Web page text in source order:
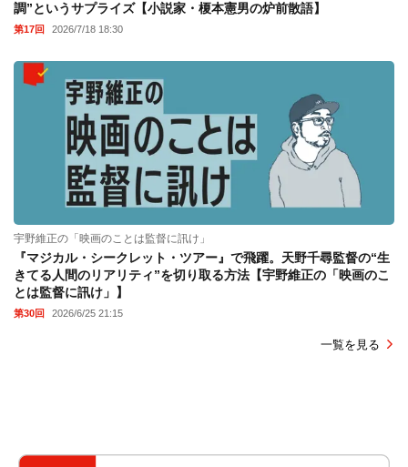
調”というサプライズ【小説家・榎本憲男の炉前散語】
第17回 2026/7/18 18:30
宇野維正の「映画のことは監督に訊け」
『マジカル・シークレット・ツアー』で飛躍。天野千尋監督の“生
きてる人間のリアリティ”を切り取る方法【宇野維正の「映画のこ
とは監督に訊け」】
第30回 2026/6/25 21:15
一覧を見る